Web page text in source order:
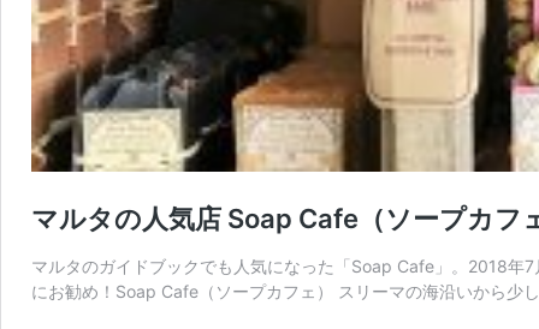
マルタの人気店 Soap Cafe（ソープカフ
マルタのガイドブックでも人気になった「Soap Cafe」。2018年
にお勧め！Soap Cafe（ソープカフェ） スリーマの海沿いから少